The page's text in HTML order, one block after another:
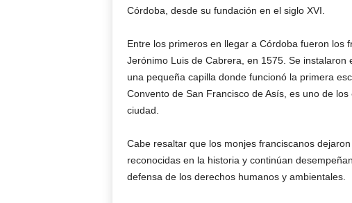
Córdoba, desde su fundación en el siglo XVI.
Entre los primeros en llegar a Córdoba fueron los
Jerónimo Luis de Cabrera, en 1575. Se
una pequeña capilla donde funcionó la primera
Convento de San Francisco de Asís, es uno de
ciudad.
Cabe resaltar que los monjes franciscanos
reconocidas en la historia y continúan
defensa de los derechos humanos y ambientales.